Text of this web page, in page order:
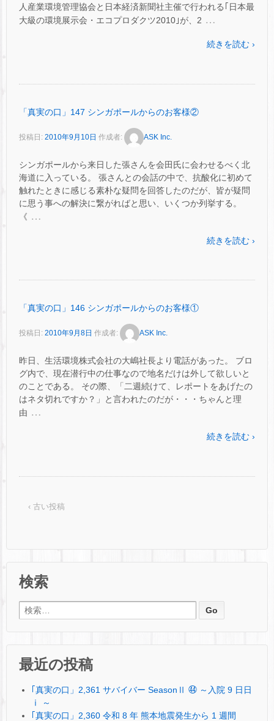
人産業環境管理協会と日本経済新聞社主催で行われる｢日本最
大級の環境展示会・エコプロダクツ2010｣が、2 …
続きを読む ›
「真実の口」147 シンガポールからのお客様②
投稿日: 2010年9月10日 作成者: ASK Inc.
シンガポールから来日した張さんを会田氏に会わせるべく北
海道に入っている。 張さんとの会話の中で、抗酸化に初めて
触れたときに感じる素朴な疑問を回答したのだが、皆が疑問
に思う事への解決に繋がればと思い、いくつか列挙する。
《 …
続きを読む ›
「真実の口」146 シンガポールからのお客様①
投稿日: 2010年9月8日 作成者: ASK Inc.
昨日、生活環境株式会社の大嶋社長より電話があった。 ブロ
グ内で、現在潜行中の仕事なので地名だけは外して欲しいと
のことである。 その際、「二週続けて、レポートをあげたの
はネタ切れですか？」と言われたのだが・・・ちゃんと理
由 …
続きを読む ›
‹ 古い投稿
検索
検索:
最近の投稿
｢真実の口」2,361 サバイバー SeasonⅡ ㊹ ～入院 9 日日
ⅰ ～
｢真実の口」2,360 令和 8 年 熊本地震発生から 1 週間